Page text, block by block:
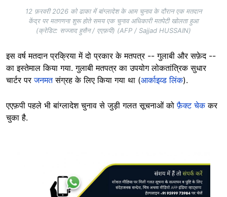
12 फ़रवरी 2026 को ढाका में बांग्लादेश के आम चुनाव के दौरान एक मतदान
केंद्र पर मतगणना शुरू होते समय एक चुनाव अधिकारी मतपेटी खोलता हुआ
(क्रेडिट: सज्जाद हुसैन / एएफ़पी) (AFP / Sajjad HUSSAIN)
इस वर्ष मतदान प्रक्रिया में दो प्रकार के मतपत्र -- गुलाबी और सफ़ेद --
का इस्तेमाल किया गया. गुलाबी मतपत्र का उपयोग लोकतांत्रिक सुधार
चार्टर परजनमतसंग्रह के लिए किया गया था (आर्काइव्ड लिंक).
एएफ़पी पहले भी बांग्लादेश चुनाव से जुड़ी गलत सूचनाओं कोफ़ैक्ट चेककर
चुका है.